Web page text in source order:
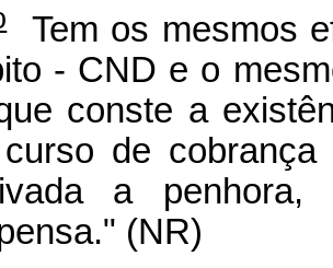
Tem os mesmos
- CND e o
conste a
de
a penhora,
(NR)